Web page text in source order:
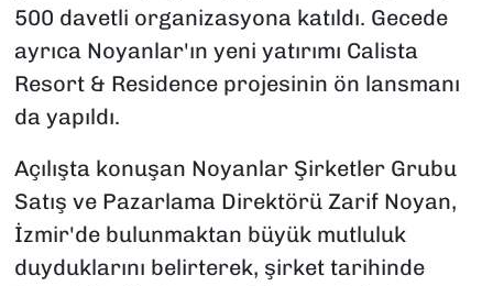
500 davetli organizasyona katıldı. Gecede
ayrıca Noyanlar'ın yeni yatırımı Calista
Resort & Residence projesinin ön lansmanı
da yapıldı.
Açılışta konuşan Noyanlar Şirketler Grubu
Satış ve Pazarlama Direktörü Zarif Noyan,
İzmir'de bulunmaktan büyük mutluluk
duyduklarını belirterek, şirket tarihinde